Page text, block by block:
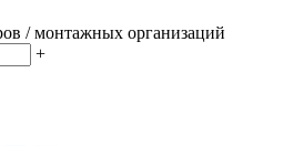
/ монтажных организаций
+